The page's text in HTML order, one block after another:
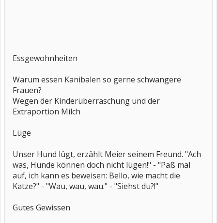
Essgewohnheiten
Warum essen Kanibalen so gerne schwangere
Frauen?
Wegen der Kinderüberraschung und der
Extraportion Milch
Lüge
Unser Hund lügt, erzählt Meier seinem Freund. "Ach
was, Hunde können doch nicht lügen!" - "Paß mal
auf, ich kann es beweisen: Bello, wie macht die
Katze?" - "Wau, wau, wau." - "Siehst du?!"
Gutes Gewissen